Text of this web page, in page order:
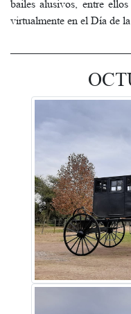
bailes alusivos, entre
virtualmente en el Día de la